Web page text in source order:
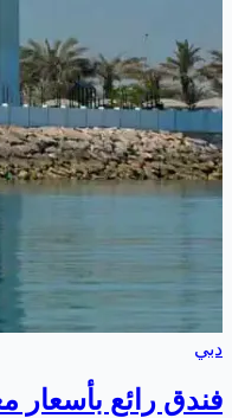
دبي
فندق رائع بأسعار